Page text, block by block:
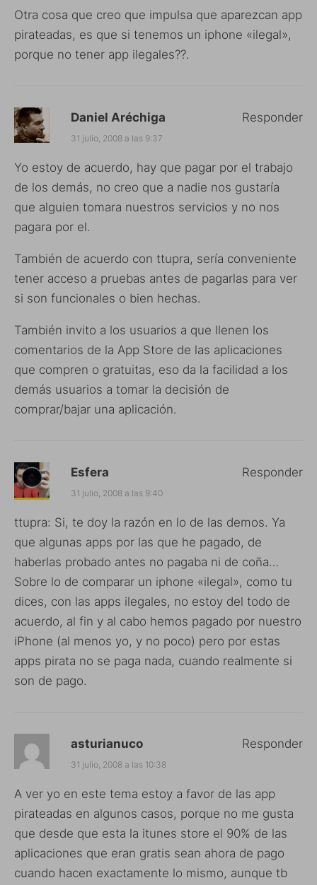
Otra cosa que creo que impulsa que aparezcan app
pirateadas, es que si tenemos un iphone «ilegal»,
porque no tener app ilegales??.
Daniel Aréchiga
31 julio, 2008 a las 9:37
Yo estoy de acuerdo, hay que pagar por el trabajo
de los demás, no creo que a nadie nos gustaría
que alguien tomara nuestros servicios y no nos
pagara por el.
También de acuerdo con ttupra, sería conveniente
tener acceso a pruebas antes de pagarlas para ver
si son funcionales o bien hechas.
También invito a los usuarios a que llenen los
comentarios de la App Store de las aplicaciones
que compren o gratuitas, eso da la facilidad a los
demás usuarios a tomar la decisión de
comprar/bajar una aplicación.
Responder
Esfera
31 julio, 2008 a las 9:40
ttupra: Si, te doy la razón en lo de las demos. Ya
que algunas apps por las que he pagado, de
haberlas probado antes no pagaba ni de coña…
Sobre lo de comparar un iphone «ilegal», como tu
dices, con las apps ilegales, no estoy del todo de
acuerdo, al fin y al cabo hemos pagado por nuestro
iPhone (al menos yo, y no poco) pero por estas
apps pirata no se paga nada, cuando realmente si
son de pago.
Responder
asturianuco
31 julio, 2008 a las 10:38
A ver yo en este tema estoy a favor de las app
pirateadas en algunos casos, porque no me gusta
que desde que esta la itunes store el 90% de las
aplicaciones que eran gratis sean ahora de pago
cuando hacen exactamente lo mismo, aunque tb
Responder